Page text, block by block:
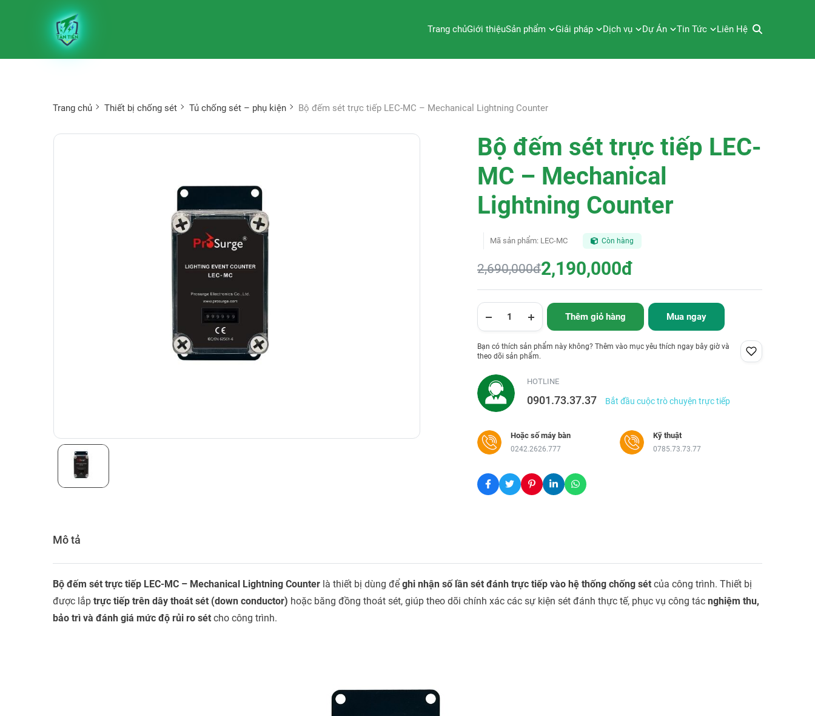
Trang chủGiới thiệuSản phẩm Giải pháp Dịch vụ Dự Án Tin Tức Liên Hệ
Trang chủ Thiết bị chống sét Tủ chống sét – phụ kiện Bộ đếm sét trực tiếp LEC-MC – Mechanical Lightning Counter
Bộ đếm sét trực tiếp LEC-
MC – Mechanical
Lightning Counter
Mã sản phẩm: LEC-MC Còn hàng
2,690,000đ2,190,000đ
Thêm giỏ hàng Mua ngay
Bạn có thích sản phẩm này không? Thêm vào mục yêu thích ngay bây giờ và
theo dõi sản phẩm.
HOTLINE
0901.73.37.37 Bắt đầu cuộc trò chuyện trực tiếp
Hoặc số máy bàn
0242.2626.777
Kỹ thuật
0785.73.73.77
Mô tả
Bộ đếm sét trực tiếp LEC-MC – Mechanical Lightning Counter là thiết bị dùng để ghi nhận số lần sét đánh trực tiếp vào hệ thống chống sét của công trình. Thiết bị
được lắp trực tiếp trên dây thoát sét (down conductor) hoặc băng đồng thoát sét, giúp theo dõi chính xác các sự kiện sét đánh thực tế, phục vụ công tác nghiệm thu,
bảo trì và đánh giá mức độ rủi ro sét cho công trình.